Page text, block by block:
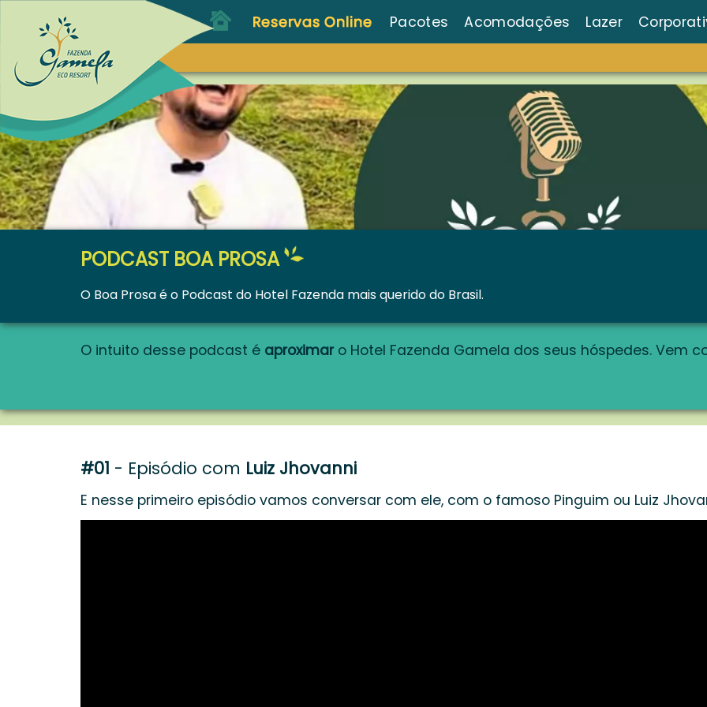
Pacotes Acomodações Lazer
PODCAST BOA PROSA
O Boa Prosa é o Podcast do Hotel Fazenda mais querido do Brasil.
O intuito desse podcast é aproximaro Hotel Fazenda Gamela dos seus hóspedes. Vem
#01 - Episódio com Luiz Jhovanni
E nesse primeiro episódio vamos conversar com ele, com o famoso Pinguim ou Luiz